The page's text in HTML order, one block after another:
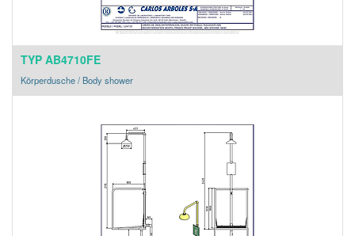
TYP AB4710FE
Körperdusche / Body shower